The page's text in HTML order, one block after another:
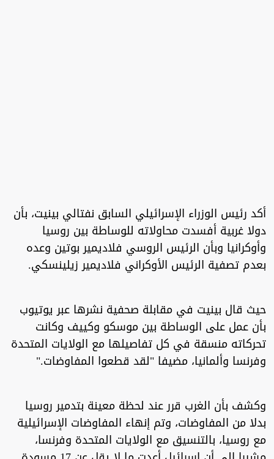
أكد رئيس الوزراء الإسرائيلي السابق نفتالي بينيت، بأن
دولا غربية أفسدت محاولاته للوساطة بين روسيا
وأوكرانيا وبأن الرئيس الروسي فلاديمير بوتين وعده
بعدم تصفية الرئيس الأوكراني فلاديمير زيلينسكي.
حيث قال بينيت في مقابلة صحفية نشرها عبر يوتيوب
بأن عمل على الوساطة بين موسكو وكييف وكانت
تحركاته منسقة في كل تفاصيلها مع الولايات المتحدة
وفرنسا وألمانيا، مضيفا "لقد قطعوا المفاوضات."
وكشف بأن الغرب قرر عند لحظة معينة بتدمير روسيا
بدلا من المفاوضات، وتم إنهاء المفاوضات الإسرائيلية
مع روسيا، بالتنسيق مع الولايات المتحدة وفرنسا،